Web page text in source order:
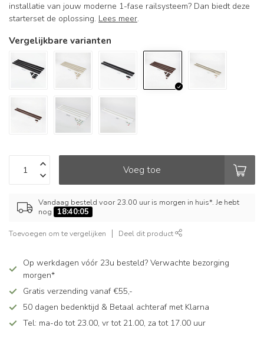
installatie van jouw moderne 1-fase railsysteem? Dan biedt deze
starterset de oplossing. Lees meer.
Vergelijkbare varianten
Voeg toe
Vandaag besteld voor 23.00 uur is morgen in huis*. Je hebt
nog
18:40:05
Toevoegen om te vergelijken Deel dit product
Op werkdagen vóór 23u besteld? Verwachte bezorging
morgen*
Gratis verzending vanaf €55,-
50 dagen bedenktijd & Betaal achteraf met Klarna
Tel: ma-do tot 23.00, vr tot 21.00, za tot 17.00 uur